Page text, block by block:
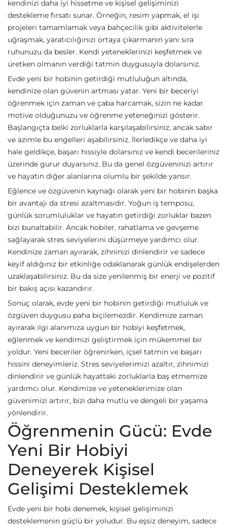
kendinizi daha iyi hissetme ve kişisel gelişiminizi
destekleme fırsatı sunar. Örneğin, resim yapmak, el işi
projeleri tamamlamak veya bahçecilik gibi aktivitelerle
uğraşmak, yaratıcılığınızı ortaya çıkarmanın yanı sıra
ruhunuzu da besler. Kendi yeteneklerinizi keşfetmek ve
üretken olmanın verdiği tatmin duygusuyla dolarsınız.
Evde yeni bir hobinin getirdiği mutluluğun altında,
kendinize olan güvenin artması yatar. Yeni bir beceriyi
öğrenmek için zaman ve çaba harcamak, sizin ne kadar
motive olduğunuzu ve öğrenme yeteneğinizi gösterir.
Başlangıçta belki zorluklarla karşılaşabilirsiniz, ancak sabır
ve azimle bu engelleri aşabilirsiniz. İlerledikçe ve daha iyi
hale geldikçe, başarı hissiyle dolarsınız ve kendi becerileriniz
üzerinde gurur duyarsınız. Bu da genel özgüveninizi artırır
ve hayatın diğer alanlarına olumlu bir şekilde yansır.
Eğlence ve özgüvenin kaynağı olarak yeni bir hobinin başka
bir avantajı da stresi azaltmasıdır. Yoğun iş temposu,
günlük sorumluluklar ve hayatın getirdiği zorluklar bazen
bizi bunaltabilir. Ancak hobiler, rahatlama ve gevşeme
sağlayarak stres seviyelerini düşürmeye yardımcı olur.
Kendinize zaman ayırarak, zihninizi dinlendirir ve sadece
keyif aldığınız bir etkinliğe odaklanarak günlük endişelerden
uzaklaşabilirsiniz. Bu da size yenilenmiş bir enerji ve pozitif
bir bakış açısı kazandırır.
Sonuç olarak, evde yeni bir hobinin getirdiği mutluluk ve
özgüven duygusu paha biçilemezdir. Kendimize zaman
ayırarak ilgi alanımıza uygun bir hobiyi keşfetmek,
eğlenmek ve kendimizi geliştirmek için mükemmel bir
yoldur. Yeni beceriler öğrenirken, içsel tatmin ve başarı
hissini deneyimleriz. Stres seviyelerimizi azaltır, zihnimizi
dinlendirir ve günlük hayattaki zorluklarla baş etmemize
yardımcı olur. Kendimize ve yeteneklerimize olan
güvenimizi artırır, bizi daha mutlu ve dengeli bir yaşama
yönlendirir.
Öğrenmenin Gücü: Evde
Yeni Bir Hobiyi
Deneyerek Kişisel
Gelişimi Desteklemek
Evde yeni bir hobi denemek, kişisel gelişiminizi
desteklemenin güçlü bir yoludur. Bu eşsiz deneyim, sadece